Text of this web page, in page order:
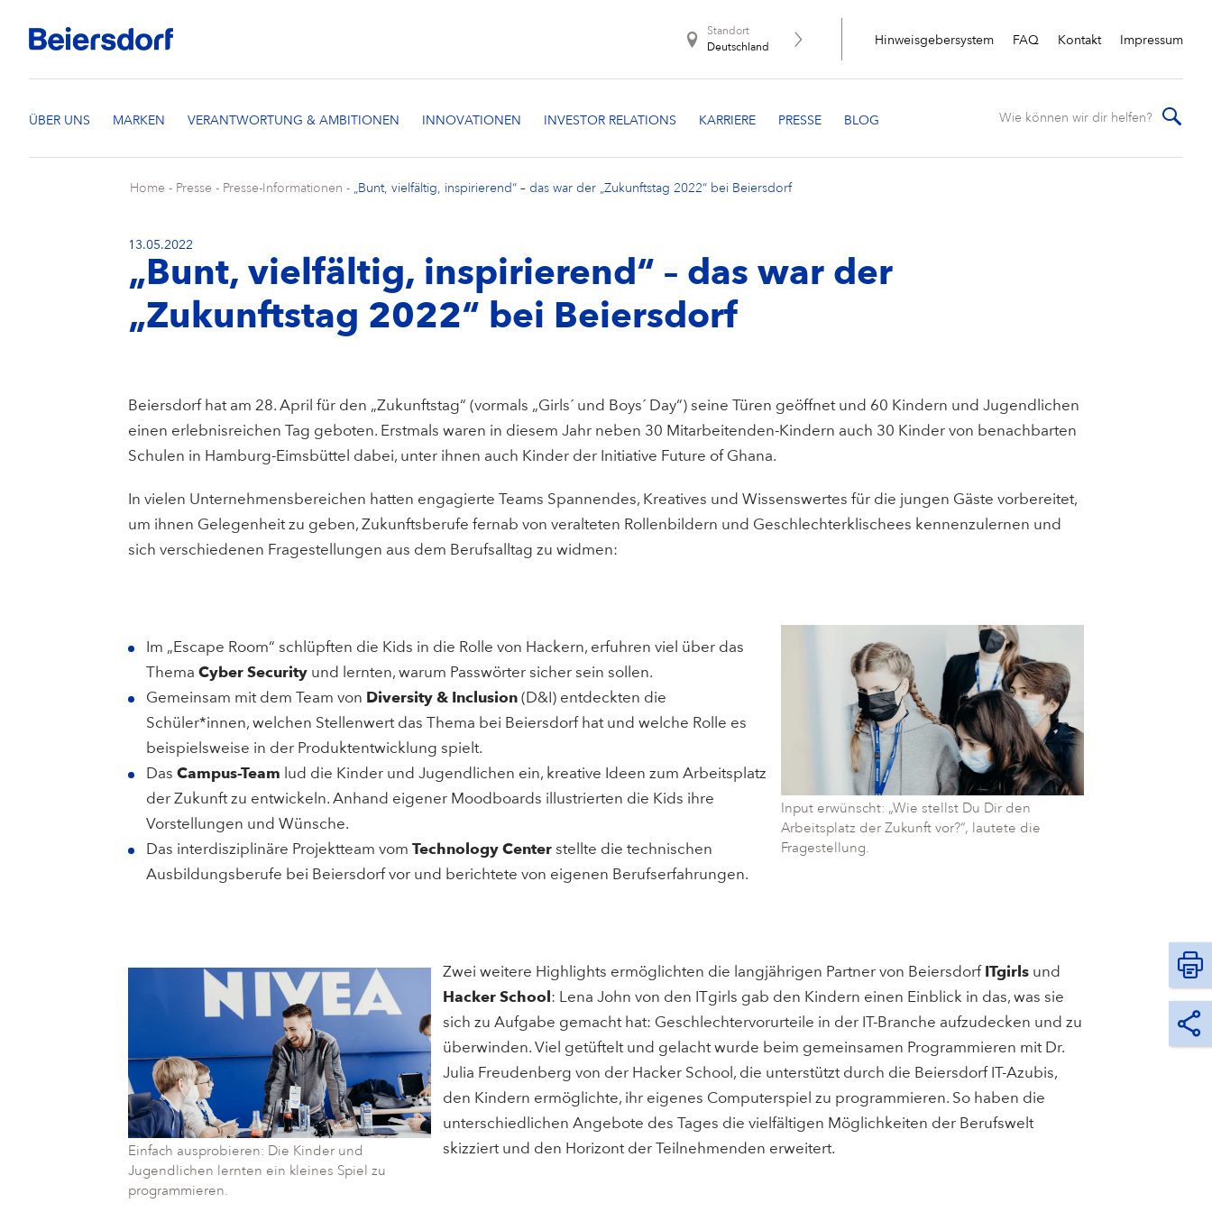
Standort
Deutschland
Hinweisgebersystem FAQ Kontakt Impressum
Home - Presse - Presse-Informationen - „Bunt, vielfältig, inspirierend“ – das war der „Zukunftstag 2022“ bei Beiersdorf
13.05.2022
„Bunt, vielfältig, inspirierend“ – das war der
„Zukunftstag 2022“ bei Beiersdorf
Beiersdorf hat am 28. April für den „Zukunftstag“ (vormals „Girls´ und Boys´ Day“) seine Türen geöffnet und 60 Kindern und Jugendlichen
einen erlebnisreichen Tag geboten. Erstmals waren in diesem Jahr neben 30 Mitarbeitenden-Kindern auch 30 Kinder von benachbarten
Schulen in Hamburg-Eimsbüttel dabei, unter ihnen auch Kinder der Initiative Future of Ghana.
In vielen Unternehmensbereichen hatten engagierte Teams Spannendes, Kreatives und Wissenswertes für die jungen Gäste vorbereitet,
um ihnen Gelegenheit zu geben, Zukunftsberufe fernab von veralteten Rollenbildern und Geschlechterklischees kennenzulernen und
sich verschiedenen Fragestellungen aus dem Berufsalltag zu widmen:
Input erwünscht: „Wie stellst Du Dir den
Arbeitsplatz der Zukunft vor?“, lautete die
Fragestellung.
Im „Escape Room“ schlüpften die Kids in die Rolle von Hackern, erfuhren viel über das
Thema Cyber Securityund lernten, warum Passwörter sicher sein sollen.
Gemeinsam mit dem Team von Diversity & Inclusion(D&I) entdeckten die
Schüler*innen, welchen Stellenwert das Thema bei Beiersdorf hat und welche Rolle es
beispielsweise in der Produktentwicklung spielt.
Das Campus-Team lud die Kinder und Jugendlichen ein, kreative Ideen zum Arbeitsplatz
der Zukunft zu entwickeln. Anhand eigener Moodboards illustrierten die Kids ihre
Vorstellungen und Wünsche.
Das interdisziplinäre Projektteam vom Technology Centerstellte die technischen
Ausbildungsberufe bei Beiersdorf vor und berichtete von eigenen Berufserfahrungen.
Einfach ausprobieren: Die Kinder und
Jugendlichen lernten ein kleines Spiel zu
programmieren.
Zwei weitere Highlights ermöglichten die langjährigen Partner von Beiersdorf ITgirls und
Hacker School : Lena John von den ITgirls gab den Kindern einen Einblick in das, was sie
sich zu Aufgabe gemacht hat: Geschlechtervorurteile in der IT-Branche aufzudecken und zu
überwinden. Viel getüftelt und gelacht wurde beim gemeinsamen Programmieren mit Dr.
Julia Freudenberg von der Hacker School, die unterstützt durch die Beiersdorf IT-Azubis,
den Kindern ermöglichte, ihr eigenes Computerspiel zu programmieren. So haben die
unterschiedlichen Angebote des Tages die vielfältigen Möglichkeiten der Berufswelt
skizziert und den Horizont der Teilnehmenden erweitert.